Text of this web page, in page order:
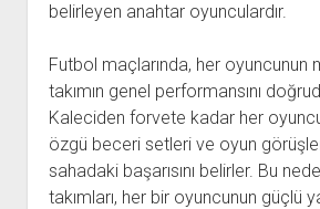
belirleyen anahtar oyunculardır.
Futbol maçlarında, her oyuncunun
takımın genel performansını
Kaleciden forvete kadar her
özgü beceri setleri ve oyun
sahadaki başarısını belirler. Bu
takımları, her bir oyuncunun güçlü